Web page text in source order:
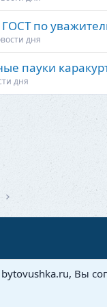
по
дня
пауки
дня
Вы